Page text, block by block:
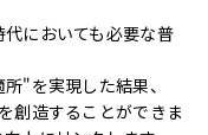
においても必要な普
"を実現した結果、
創造することができま